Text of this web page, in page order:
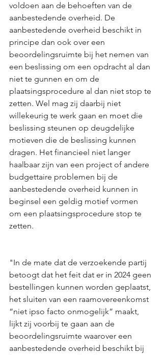
voldoen aan de behoeften van de
aanbestedende overheid. De
aanbestedende overheid beschikt in
principe dan ook over een
beoordelingsruimte bij het nemen van
een beslissing om een opdracht al dan
niet te gunnen en om de
plaatsingsprocedure al dan niet stop te
zetten. Wel mag zij daarbij niet
willekeurig te werk gaan en moet die
beslissing steunen op deugdelijke
motieven die de beslissing kunnen
dragen. Het financieel niet langer
haalbaar zijn van een project of andere
budgettaire problemen bij de
aanbestedende overheid kunnen in
beginsel een geldig motief vormen
om een plaatsingsprocedure stop te
zetten.
"In de mate dat de verzoekende partij
betoogt dat het feit dat er in 2024 geen
bestellingen kunnen worden geplaatst,
het sluiten van een raamovereenkomst
“niet ipso facto onmogelijk” maakt,
lijkt zij voorbij te gaan aan de
beoordelingsruimte waarover een
aanbestedende overheid beschikt bij